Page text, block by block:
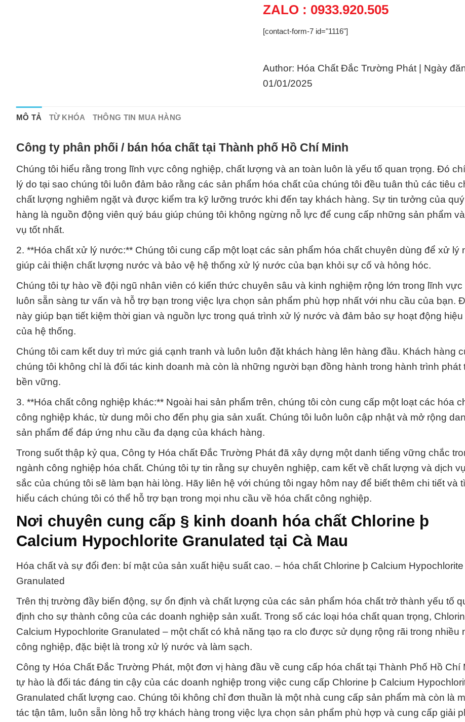
ZALO : 0933.920.505
[contact-form-7 id="1116"]
Author: Hóa Chất Đắc Trường Phát | Ngày
01/01/2025
MÔ TẢ TỪ KHÓA THÔNG TIN MUA HÀNG
Công ty phân phối / bán hóa chất tại Thành phố Hồ Chí Minh
Chúng tôi hiểu rằng trong lĩnh vực công nghiệp, chất lượng và an toàn luôn là yếu tố quan trọng. Đó
lý do tại sao chúng tôi luôn đảm bảo rằng các sản phẩm hóa chất của chúng tôi đều tuân thủ các tiêu
chất lượng nghiêm ngặt và được kiểm tra kỹ lưỡng trước khi đến tay khách hàng. Sự tin tưởng của
hàng là nguồn động viên quý báu giúp chúng tôi không ngừng nỗ lực để cung cấp những sản phẩm
vụ tốt nhất.
2. **Hóa chất xử lý nước:** Chúng tôi cung cấp một loạt các sản phẩm hóa chất chuyên dùng để xử lý
giúp cải thiện chất lượng nước và bảo vệ hệ thống xử lý nước của bạn khỏi sự cố và hỏng hóc.
Chúng tôi tự hào về đội ngũ nhân viên có kiến thức chuyên sâu và kinh nghiệm rộng lớn trong lĩnh vực
luôn sẵn sàng tư vấn và hỗ trợ bạn trong việc lựa chọn sản phẩm phù hợp nhất với nhu cầu của bạn.
này giúp bạn tiết kiệm thời gian và nguồn lực trong quá trình xử lý nước và đảm bảo sự hoạt động hiệu
của hệ thống.
Chúng tôi cam kết duy trì mức giá cạnh tranh và luôn luôn đặt khách hàng lên hàng đầu. Khách hàng
chúng tôi không chỉ là đối tác kinh doanh mà còn là những người bạn đồng hành trong hành trình phát
bền vững.
3. **Hóa chất công nghiệp khác:** Ngoài hai sản phẩm trên, chúng tôi còn cung cấp một loạt các hóa
công nghiệp khác, từ dung môi cho đến phụ gia sản xuất. Chúng tôi luôn luôn cập nhật và mở rộng
sản phẩm để đáp ứng nhu cầu đa dạng của khách hàng.
Trong suốt thập kỷ qua, Công ty Hóa chất Đắc Trường Phát đã xây dựng một danh tiếng vững chắc
ngành công nghiệp hóa chất. Chúng tôi tự tin rằng sự chuyên nghiệp, cam kết về chất lượng và dịch
sắc của chúng tôi sẽ làm bạn hài lòng. Hãy liên hệ với chúng tôi ngay hôm nay để biết thêm chi tiết và
hiểu cách chúng tôi có thể hỗ trợ bạn trong mọi nhu cầu về hóa chất công nghiệp.
Nơi chuyên cung cấp § kinh doanh hóa chất Chlorine þ
Calcium Hypochlorite Granulated tại Cà Mau
Hóa chất và sự đổi đen: bí mật của sản xuất hiệu suất cao. – hóa chất Chlorine þ Calcium Hypochlorite
Granulated
Trên thị trường đầy biến động, sự ổn định và chất lượng của các sản phẩm hóa chất trở thành yếu tố
định cho sự thành công của các doanh nghiệp sản xuất. Trong số các loại hóa chất quan trọng,
Calcium Hypochlorite Granulated – một chất có khả năng tạo ra clo được sử dụng rộng rãi trong nhiều
công nghiệp, đặc biệt là trong xử lý nước và làm sạch.
Công ty Hóa Chất Đắc Trường Phát, một đơn vị hàng đầu về cung cấp hóa chất tại Thành Phố Hồ Chí
tự hào là đối tác đáng tin cậy của các doanh nghiệp trong việc cung cấp Chlorine þ Calcium
Granulated chất lượng cao. Chúng tôi không chỉ đơn thuần là một nhà cung cấp sản phẩm mà còn là
tác tận tâm, luôn sẵn lòng hỗ trợ khách hàng trong việc lựa chọn sản phẩm phù hợp và cung cấp giải